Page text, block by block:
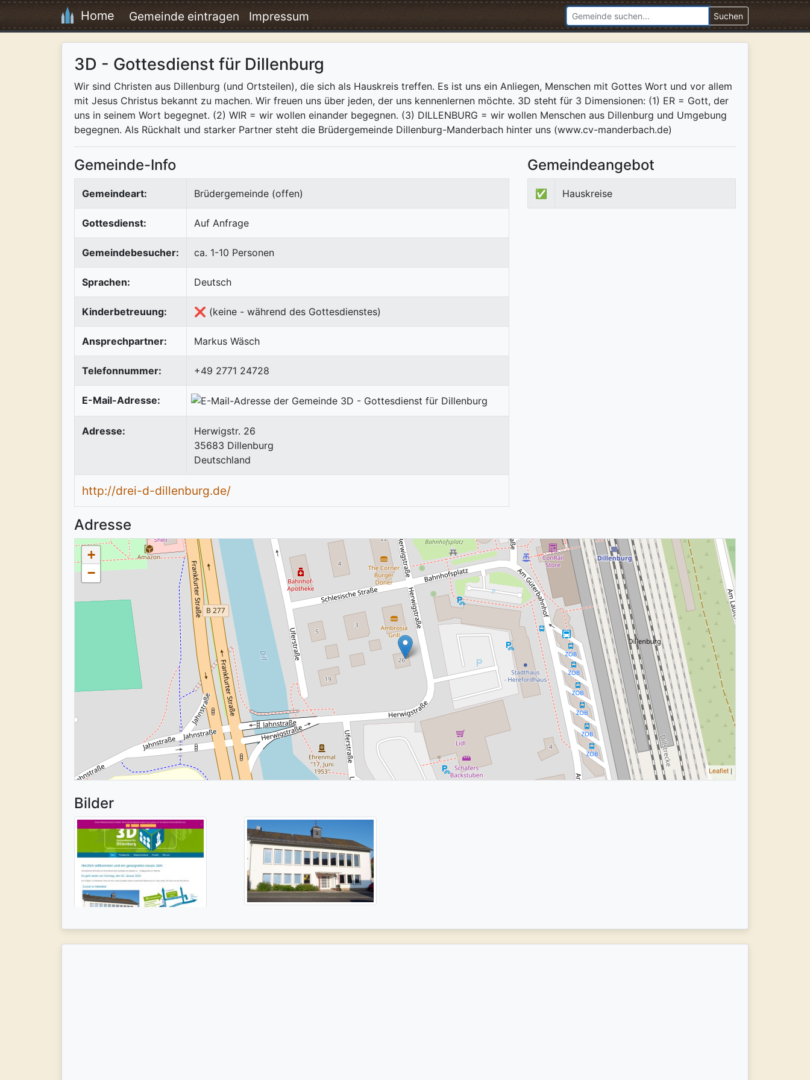
Home Gemeinde eintragen Impressum Suchen
3D - Gottesdienst für Dillenburg
Wir sind Christen aus Dillenburg (und Ortsteilen), die sich als Hauskreis treffen. Es ist uns ein Anliegen, Menschen mit Gottes Wort und vor allem
mit Jesus Christus bekannt zu machen. Wir freuen uns über jeden, der uns kennenlernen möchte. 3D steht für 3 Dimensionen: (1) ER = Gott, der
uns in seinem Wort begegnet. (2) WIR = wir wollen einander begegnen. (3) DILLENBURG = wir wollen Menschen aus Dillenburg und Umgebung
begegnen. Als Rückhalt und starker Partner steht die Brüdergemeinde Dillenburg-Manderbach hinter uns (www.cv-manderbach.de)
Gemeinde-Info
Gemeindeart: Brüdergemeinde (offen)
Gottesdienst: Auf Anfrage
Gemeindebesucher: ca. 1-10 Personen
Sprachen: Deutsch
Kinderbetreuung: ❌ (keine - während des Gottesdienstes)
Ansprechpartner: Markus Wäsch
Telefonnummer: +49 2771 24728
E-Mail-Adresse:
Adresse:
Herwigstr. 26
35683 Dillenburg
Deutschland
http://drei-d-dillenburg.de/
Gemeindeangebot
✅ Hauskreise
Adresse
+
−
Leaflet |
Bilder